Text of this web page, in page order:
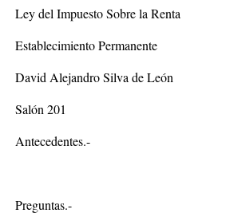
Ley del Impuesto Sobre la Renta
Establecimiento Permanente
David Alejandro Silva de León
Salón 201
Antecedentes.-
Preguntas.-